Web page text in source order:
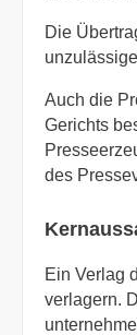
Die
Auch die
Gerichts
des
Ein Verlag
verlagern.